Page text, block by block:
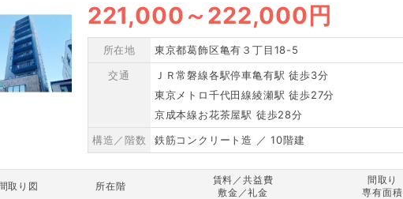
221,000 ～ 222,000円
所在地
東京都葛飾区亀有３丁目18-5
交通
ＪＲ常磐線各駅停車亀有駅 徒歩3分
東京メトロ千代田線綾瀬駅 徒歩27分
京成本線お花茶屋駅 徒歩28分
構造／階数
鉄筋コンクリート造 ／ 10階建
取り図 所在階
賃料／共益費
敷金／礼金
間取り
専有面積